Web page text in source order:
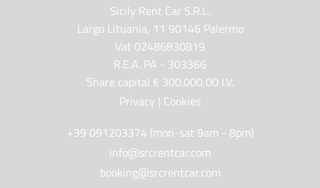
Sicily Rent Car S.R.L.
Largo Lituania, 11 90146 Palermo
Vat 02486830819
R.E.A. PA - 303366
Share capital € 300.000,00 I.V.
Privacy | Cookies
+39 091203374 (mon-sat 9am - 8pm)
info@srcrentcar.com
booking@srcrentcar.com